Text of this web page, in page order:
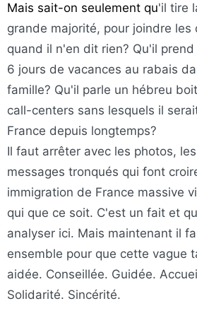
Mais sait-on seulement qu'il tire
grande majorité, pour joindre les
quand il n'en dit rien? Qu'il
6 jours de vacances au rabais
famille? Qu'il parle un hébreu
call-centers sans lesquels il
France depuis longtemps?
Il faut arrêter avec les photos,
messages tronqués qui font
immigration de France massive
qui que ce soit. C'est un fait et
analyser ici. Mais maintenant il
ensemble pour que cette vague
aidée. Conseillée. Guidée.
Solidarité. Sincérité.